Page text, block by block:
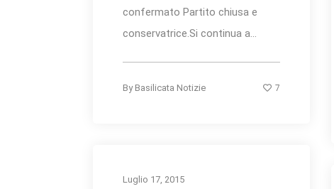
confermato Partito chiusa e
conservatrice.Si continua a...
By Basilicata Notizie 7
Luglio 17, 2015